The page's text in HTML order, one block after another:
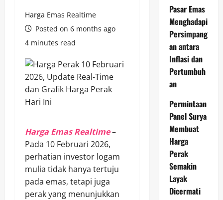
Harga Emas Realtime
Posted on 6 months ago
4 minutes read
Harga Emas Realtime–
Pada 10 Februari 2026,
perhatian investor logam
mulia tidak hanya tertuju
pada emas, tetapi juga
perak yang menunjukkan
Pasar Emas
Menghadapi
Persimpang
an antara
Inflasi dan
Pertumbuh
an
Permintaan
Panel Surya
Membuat
Harga
Perak
Semakin
Layak
Dicermati